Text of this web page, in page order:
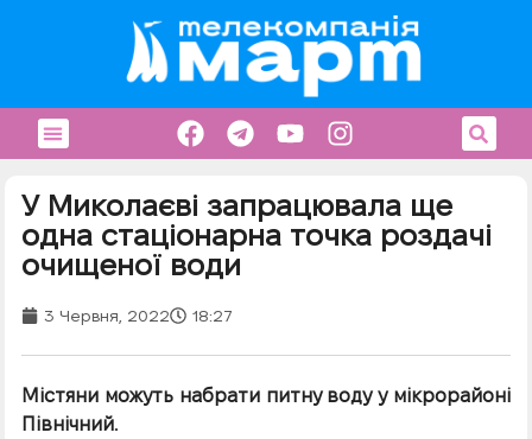
У Миколаєві запрацювала ще
одна стаціонарна точка роздачі
очищеної води
3 Червня, 2022 18:27
Містяни можуть набрати питну воду у мікрорайоні
Північний.